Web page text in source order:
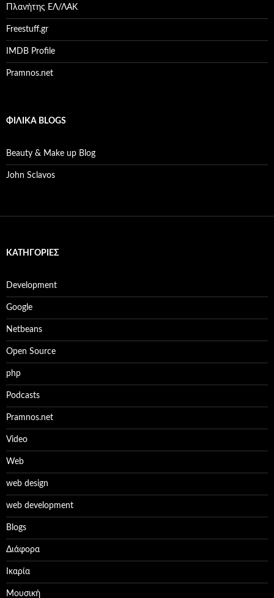
Πλανήτης ΕΛ/ΛΑΚ
Freestuff.gr
IMDB Profile
Pramnos.net
ΦΙΛΙΚΆ BLOGS
Beauty & Make up Blog
John Sclavos
KΑΤΗΓΟΡΊΕΣ
Development
Google
Netbeans
Open Source
php
Podcasts
Pramnos.net
Video
Web
web design
web development
Βlogs
Διάφορα
Ικαρία
Μουσική